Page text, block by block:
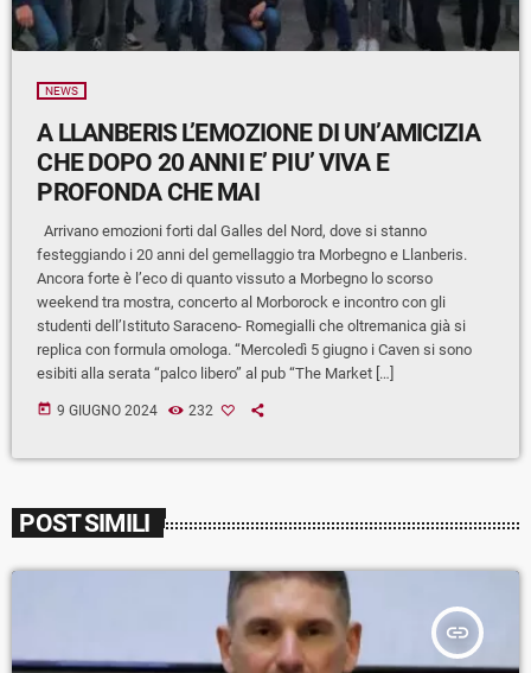
NEWS
A LLANBERIS L’EMOZIONE DI UN’AMICIZIA
CHE DOPO 20 ANNI E’ PIU’ VIVA E
PROFONDA CHE MAI
Arrivano emozioni forti dal Galles del Nord, dove si stanno
festeggiando i 20 anni del gemellaggio tra Morbegno e Llanberis.
Ancora forte è l’eco di quanto vissuto a Morbegno lo scorso
weekend tra mostra, concerto al Morborock e incontro con gli
studenti dell’Istituto Saraceno- Romegialli che oltremanica già si
replica con formula omologa. “Mercoledì 5 giugno i Caven si sono
esibiti alla serata “palco libero” al pub “The Market […]
today 9 GIUGNO 2024 232
POST SIMILI
insert_link